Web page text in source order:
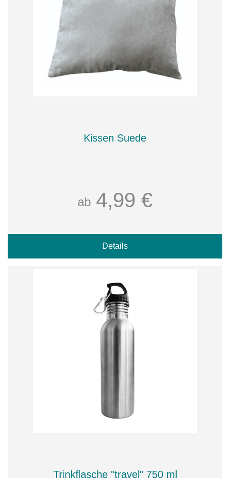
Kissen Suede
ab 4,99 €
Details
Trinkflasche "travel" 750 ml